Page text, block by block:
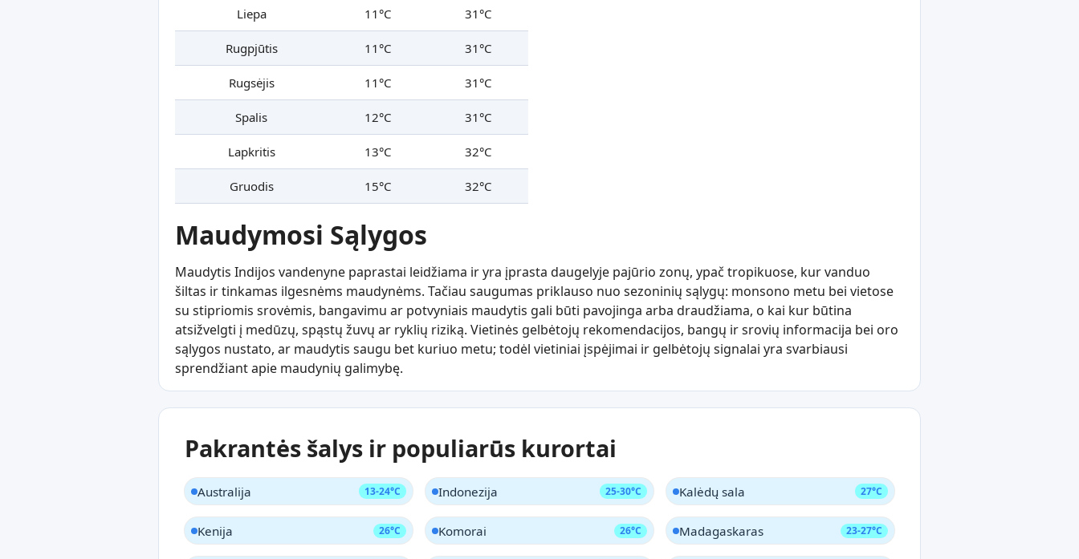
Liepa 11°C 31°C
Rugpjūtis 11°C 31°C
Rugsėjis 11°C 31°C
Spalis 12°C 31°C
Lapkritis 13°C 32°C
Gruodis 15°C 32°C
Maudymosi Sąlygos
Maudytis Indijos vandenyne paprastai leidžiama ir yra įprasta daugelyje pajūrio zonų, ypač tropikuose, kur vanduo
šiltas ir tinkamas ilgesnėms maudynėms. Tačiau saugumas priklauso nuo sezoninių sąlygų: monsono metu bei vietose
su stipriomis srovėmis, bangavimu ar potvyniais maudytis gali būti pavojinga arba draudžiama, o kai kur būtina
atsižvelgti į medūzų, spąstų žuvų ar ryklių riziką. Vietinės gelbėtojų rekomendacijos, bangų ir srovių informacija bei oro
sąlygos nustato, ar maudytis saugu bet kuriuo metu; todėl vietiniai įspėjimai ir gelbėtojų signalai yra svarbiausi
sprendžiant apie maudynių galimybę.
Pakrantės šalys ir populiarūs kurortai
Australija 13-24°C Indonezija 25-30°C Kalėdų sala 27°C
Kenija 26°C Komorai 26°C Madagaskaras 23-27°C